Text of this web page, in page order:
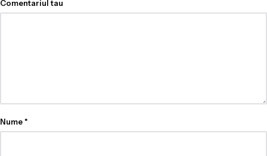
Comentariul tau
Nume*